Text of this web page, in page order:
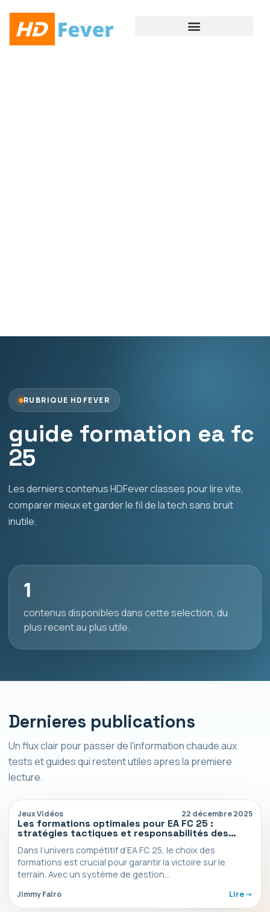
RUBRIQUE HDFEVER
guide formation ea fc
25
Les derniers contenus HDFever classes pour lire vite,
comparer mieux et garder le fil de la tech sans bruit
inutile.
1
contenus disponibles dans cette selection, du
plus recent au plus utile.
Dernieres publications
Un flux clair pour passer de l'information chaude aux
tests et guides qui restent utiles apres la premiere
lecture.
Jeux Vidéos 22 décembre 2025
Les formations optimales pour EA FC 25 :
stratégies tactiques et responsabilités des
joueurs
Dans l’univers compétitif d’EA FC 25, le choix des
formations est crucial pour garantir la victoire sur le
terrain. Avec un système de gestion…
Jimmy Falro Lire ->